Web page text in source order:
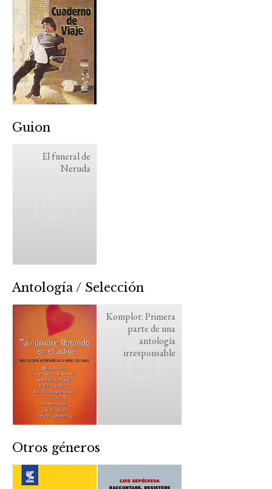
Guion
El funeral de
Neruda
Antología / Selección
Komplot: Primera
parte de una
antología
irresponsable
Otros géneros